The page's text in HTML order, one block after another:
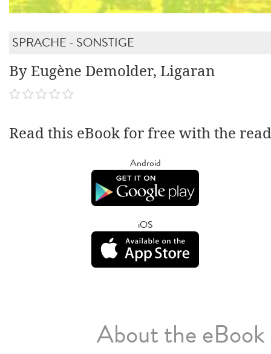
SPRACHE - SONSTIGE
By Eugène Demolder, Ligaran
Read this eBook for free with the
Android
iOS
About the eBook